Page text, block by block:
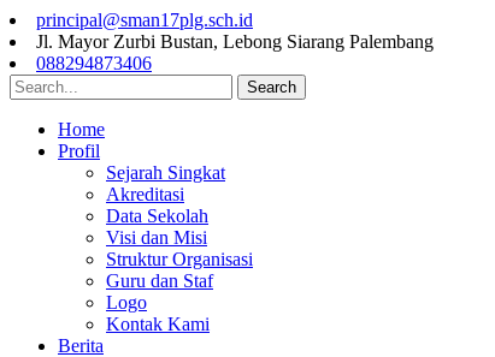
principal@sman17plg.sch.id
Jl. Mayor Zurbi Bustan, Lebong Siarang Palembang
088294873406
Search
Home
Profil
Sejarah Singkat
Akreditasi
Data Sekolah
Visi dan Misi
Struktur Organisasi
Guru dan Staf
Logo
Kontak Kami
Berita